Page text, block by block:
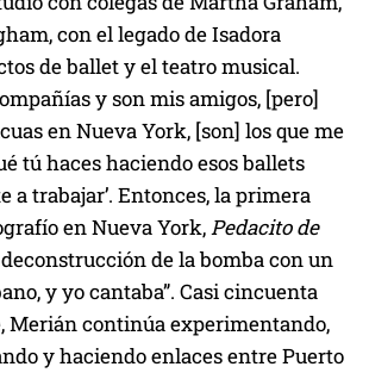
con el legado de Isadora
de ballet y el teatro musical.
y son mis amigos, [pero]
en Nueva York, [son] los que me
tú haces haciendo esos ballets
a trabajar’. Entonces, la primera
en Nueva York,Pedacito de
de la bomba con un
y yo cantaba”. Casi cincuenta
Merián continúa experimentando,
y haciendo enlaces entre Puerto